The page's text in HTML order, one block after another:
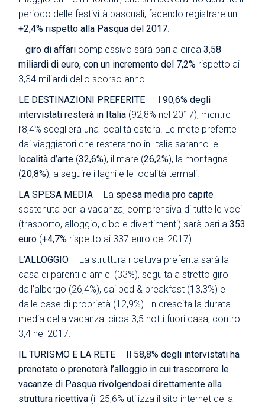
periodo delle festività pasquali, facendo registrare un
+2,4% rispetto alla Pasqua del 2017
Ilgiro di affari complessivo sarà pari a circa3,58
miliardi di euro, con un incremento del 7,2% rispetto ai
3,34 miliardi dello scorso anno.
LE DESTINAZIONI PREFERITE – Il90,6% degli
intervistati resterà in Italia (92,8% nel 2017), mentre
l’8,4% sceglierà una località estera. Le mete preferite
dai viaggiatori che resteranno in Italia saranno le
località d’arte (32,6%), il mare (26,2%), la montagna
(20,8%), a seguire i laghi e le località termali.
LA SPESA MEDIA – La spesa media pro capite
sostenuta per la vacanza, comprensiva di tutte le voci
(trasporto, alloggio, cibo e divertimenti) sarà pari a353
euro (+4,7% rispetto ai 337 euro del 2017).
L’ALLOGGIO – La struttura ricettiva preferita sarà la
casa di parenti e amici (33%), seguita a stretto giro
dall’albergo (26,4%), dai bed & breakfast (13,3%) e
dalle case di proprietà (12,9%). In crescita la durata
media della vacanza: circa 3,5 notti fuori casa, contro
3,4 nel 2017.
IL TURISMO E LA RETE – Il 58,8% degli intervistati ha
prenotato o prenoterà l’alloggio in cui trascorrere le
vacanze di Pasqua rivolgendosi direttamente alla
struttura ricettiva (il 25,6% utilizza il sito internet della